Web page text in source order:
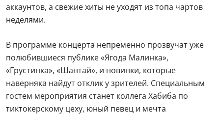
аккаунтов, а свежие хиты не уходят из топа чартов
неделями.
В программе концерта непременно прозвучат уже
полюбившиеся публике «Ягода Малинка»,
«Грустинка», «Шантай», и новинки, которые
наверняка найдут отклик у зрителей. Специальным
гостем мероприятия станет коллега Хабиба по
тиктокерскому цеху, юный певец и мечта